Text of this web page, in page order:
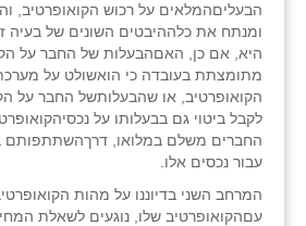
הבעליםהמלאים על רכוש הקואופרטיב,
ומנתח את כלההיבטים השונים של בעיה
היא, אם כן, האםהבעלות של החבר על
מתומצתת בעובדה כי הואשולט על
הקואופרטיב, או שהבעלותשל החבר על
לקבל ביטוי גם בבעלותו על
החברים משלם במלואו, דרךהשתתפותם
עבור נכסים אלו.
המרחב השני בדיוננו על מהות
עםהקואופרטיב שלו, נוגעים לשאלת